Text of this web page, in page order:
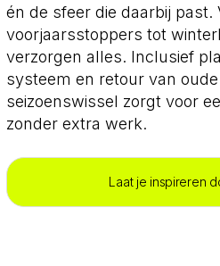
én de sfeer die daarbij past.
voorjaarsstoppers tot
verzorgen alles. Inclusief
systeem en retour van
seizoenswissel zorgt voor
zonder extra werk.
Laat je inspireren